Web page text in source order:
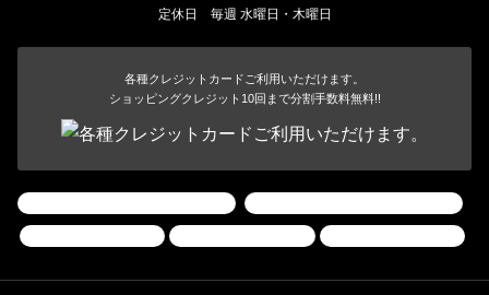
定休日 毎週 水曜日・木曜日
各種クレジットカードご利用いただけます。
ショッピングクレジット10回まで分割手数料無料!!